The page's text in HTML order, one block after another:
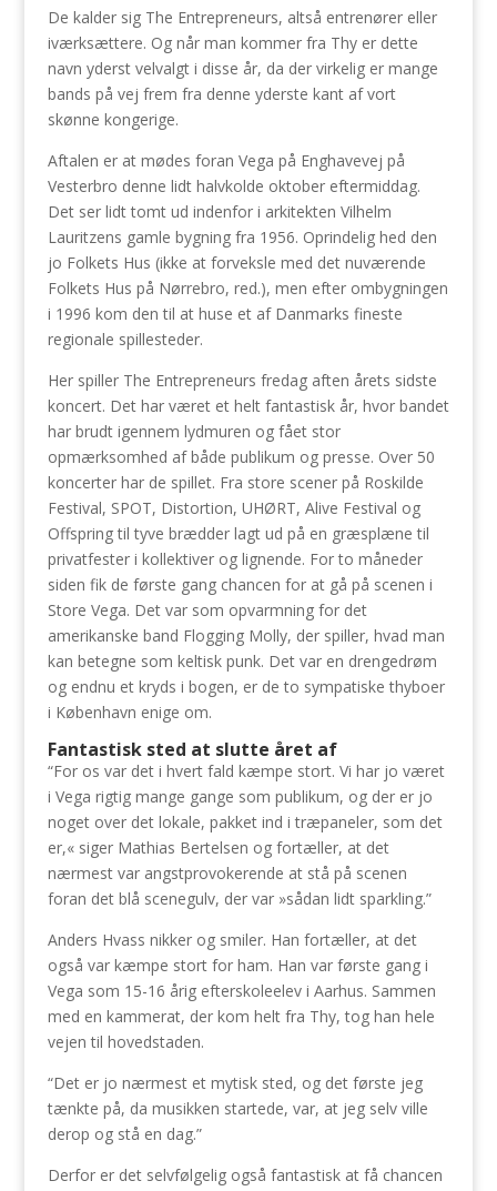
De kalder sig The Entrepreneurs, altså entrenører eller
iværksættere. Og når man kommer fra Thy er dette
navn yderst velvalgt i disse år, da der virkelig er mange
bands på vej frem fra denne yderste kant af vort
skønne kongerige.
Aftalen er at mødes foran Vega på Enghavevej på
Vesterbro denne lidt halvkolde oktober eftermiddag.
Det ser lidt tomt ud indenfor i arkitekten Vilhelm
Lauritzens gamle bygning fra 1956. Oprindelig hed den
jo Folkets Hus (ikke at forveksle med det nuværende
Folkets Hus på Nørrebro, red.), men efter ombygningen
i 1996 kom den til at huse et af Danmarks fineste
regionale spillesteder.
Her spiller The Entrepreneurs fredag aften årets sidste
koncert. Det har været et helt fantastisk år, hvor bandet
har brudt igennem lydmuren og fået stor
opmærksomhed af både publikum og presse. Over 50
koncerter har de spillet. Fra store scener på Roskilde
Festival, SPOT, Distortion, UHØRT, Alive Festival og
Offspring til tyve brædder lagt ud på en græsplæne til
privatfester i kollektiver og lignende. For to måneder
siden fik de første gang chancen for at gå på scenen i
Store Vega. Det var som opvarmning for det
amerikanske band Flogging Molly, der spiller, hvad man
kan betegne som keltisk punk. Det var en drengedrøm
og endnu et kryds i bogen, er de to sympatiske thyboer
i København enige om.
Fantastisk sted at slutte året af
“For os var det i hvert fald kæmpe stort. Vi har jo været
i Vega rigtig mange gange som publikum, og der er jo
noget over det lokale, pakket ind i træpaneler, som det
er,« siger Mathias Bertelsen og fortæller, at det
nærmest var angstprovokerende at stå på scenen
foran det blå scenegulv, der var »sådan lidt sparkling.”
Anders Hvass nikker og smiler. Han fortæller, at det
også var kæmpe stort for ham. Han var første gang i
Vega som 15-16 årig efterskoleelev i Aarhus. Sammen
med en kammerat, der kom helt fra Thy, tog han hele
vejen til hovedstaden.
“Det er jo nærmest et mytisk sted, og det første jeg
tænkte på, da musikken startede, var, at jeg selv ville
derop og stå en dag.”
Derfor er det selvfølgelig også fantastisk at få chancen